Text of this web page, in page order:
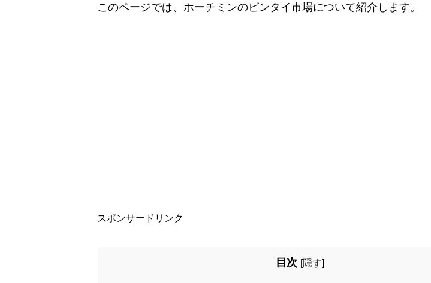
このページでは、ホーチミンのビンタイ市場について紹介します。
スポンサードリンク
目次 [隠す]